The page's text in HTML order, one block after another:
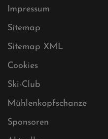
Datenschutz
Impressum